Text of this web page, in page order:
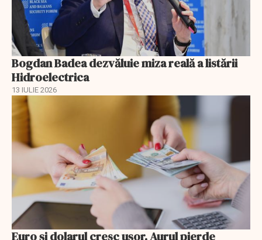
Bogdan Badea dezvăluie miza reală a listării
Hidroelectrica
13 IULIE 2026
Euro și dolarul cresc ușor. Aurul pierde